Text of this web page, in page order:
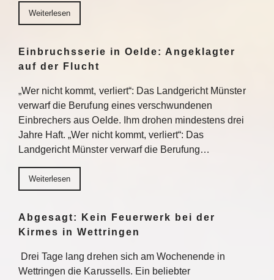
Weiterlesen
Einbruchsserie in Oelde: Angeklagter
auf der Flucht
„Wer nicht kommt, verliert“: Das Landgericht Münster
verwarf die Berufung eines verschwundenen
Einbrechers aus Oelde. Ihm drohen mindestens drei
Jahre Haft. „Wer nicht kommt, verliert“: Das
Landgericht Münster verwarf die Berufung…
Weiterlesen
Abgesagt: Kein Feuerwerk bei der
Kirmes in Wettringen
Drei Tage lang drehen sich am Wochenende in
Wettringen die Karussells. Ein beliebter